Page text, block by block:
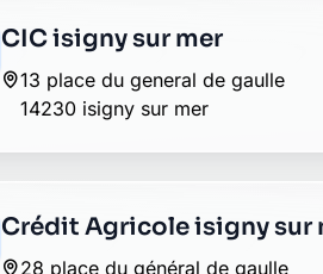
CIC isigny sur mer
13 place du general de gaulle
14230 isigny sur mer
Crédit Agricole isigny sur
28 place du général de gaulle